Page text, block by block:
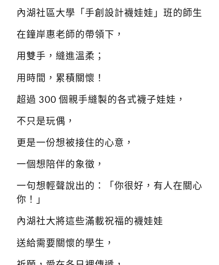
內湖社區大學「手創設計襪娃娃」班的師生
在鐘岸惠老師的帶領下，
用雙手，縫進溫柔；
用時間，累積關懷！
超過 300 個親手縫製的各式襪子娃娃，
不只是玩偶，
更是一份想被接住的心意，
一個想陪伴的象徵，
一句想輕聲說出的：「你很好，有人在關心
你！」
內湖社大將這些滿載祝福的襪娃娃
送給需要關懷的學生，